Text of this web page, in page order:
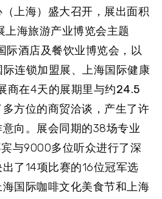
上海）盛大召开，展出面积
海旅游产业博览会主题
际酒店及餐饮业博览会，以
连锁加盟展、上海国际健康
商在4天的展期里与约24.5
多方位的商贸洽谈，产生了许
向。展会同期的38场专业
与9000多位听众进行了深
了14项比赛的16位冠军选
国际咖啡文化美食节和上海